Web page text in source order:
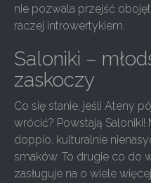
nie pozwala przejść
raczej introwertykiem.
Saloniki –
zaskoczy
Co się stanie, jeśli Ateny
wrócić? Powstają
doppio, kulturalnie
smaków. To drugie co do
zasługuje na o wiele